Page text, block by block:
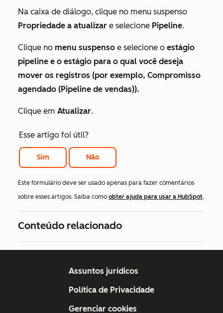
Na caixa de diálogo, clique no menu suspenso
Propriedade a atualizar e selecione Pipeline.
Clique no menu suspenso e selecione o estágio
pipeline e o estágio para o qual você deseja
mover os registros (por exemplo, Compromisso
agendado (Pipeline de vendas)).
Clique em Atualizar.
Esse artigo foi útil?
Sim Não
Este formulário deve ser usado apenas para fazer comentários
sobre esses artigos. Saiba como obter ajuda para usar a HubSpot.
Conteúdo relacionado
Assuntos jurídicos
Política de Privacidade
Gerenciar cookies